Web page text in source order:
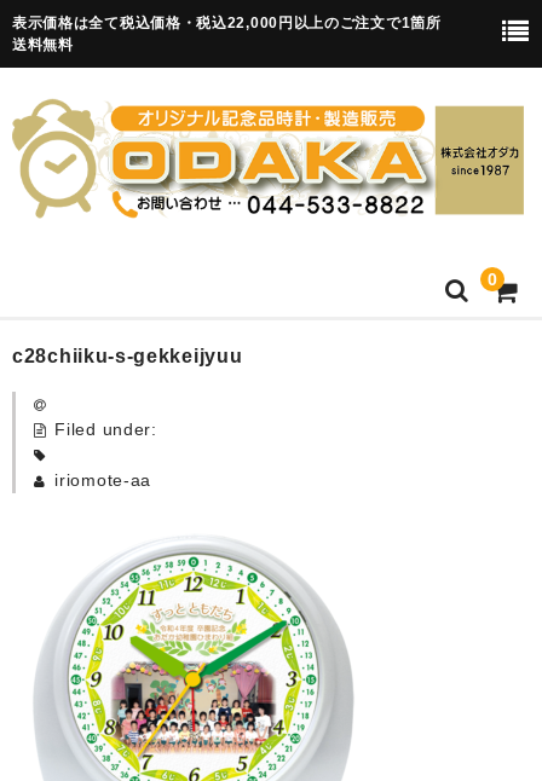
表示価格は全て税込価格・税込22,000円以上のご注文で1箇所
送料無料
0
HOME
卒園記念品
カード付フォトフレームクロック(集合)
目覚まし時計(集合＋個別)
メロディ時計(集合)
音声時計(集合)
目覚まし時計(個別)
c28chiiku-s-gekkeijyuu
Filed under:
iriomote-aa